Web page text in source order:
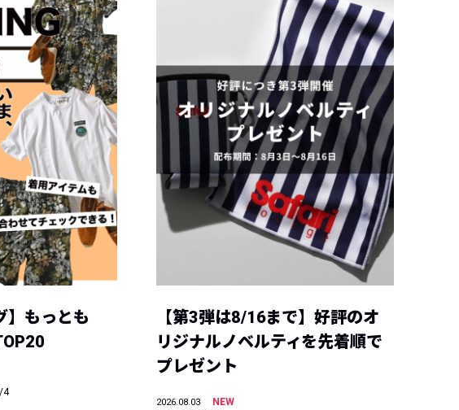
】もっとも
4
【第3弾は8/16まで】好評のオ
リジナルノベルティを先着順で
プレゼント
2026.08.03
NEW